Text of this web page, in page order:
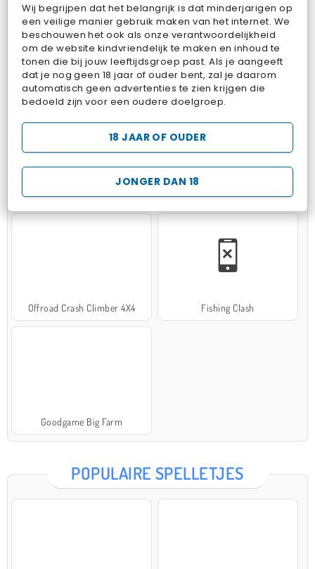
Wij begrijpen dat het belangrijk is dat minderjarigen op
een veilige manier gebruik maken van het internet. We
beschouwen het ook als onze verantwoordelijkheid
om de website kindvriendelijk te maken en inhoud te
tonen die bij jouw leeftijdsgroep past. Als je aangeeft
dat je nog geen 18 jaar of ouder bent, zal je daarom
automatisch geen advertenties te zien krijgen die
bedoeld zijn voor een oudere doelgroep.
JONGER DAN 18
18 JAAR OF OUDER
Pop Fruit Bubbits
Hospital Surgeon Doctor Game Potion Sort
Offroad Crash Climber 4X4 Fishing Clash
Goodgame Big Farm
POPULAIRE SPELLETJES